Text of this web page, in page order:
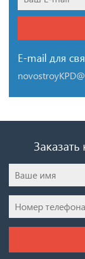
E-mail для